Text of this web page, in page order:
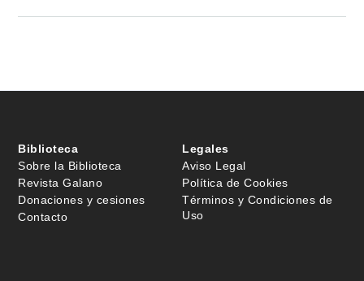
Biblioteca
Sobre la Biblioteca
Revista Galano
Donaciones y cesiones
Contacto
Legales
Aviso Legal
Política de Cookies
Términos y Condiciones de
Uso